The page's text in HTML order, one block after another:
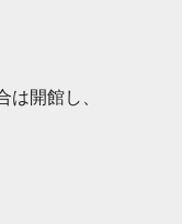
は開館し、